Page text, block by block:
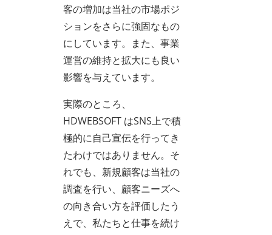
客の増加は当社の市場ポジ
ションをさらに強固なもの
にしています。また、事業
運営の維持と拡大にも良い
影響を与えています。
実際のところ、
HDWEBSOFT はSNS上で積
極的に自己宣伝を行ってき
たわけではありません。そ
れでも、新規顧客は当社の
調査を行い、顧客ニーズへ
の向き合い方を評価したう
えで、私たちと仕事を続け